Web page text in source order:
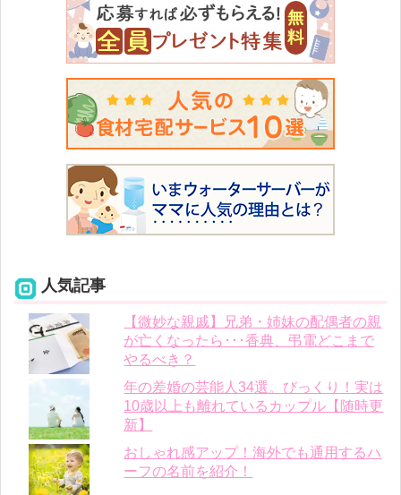
人気記事
【微妙な親戚】兄弟・姉妹の配偶者の親
が亡くなったら･･･香典、弔電どこまで
やるべき？
年の差婚の芸能人34選。びっくり！実は
10歳以上も離れているカップル【随時更
新】
おしゃれ感アップ！海外でも通用するハ
ーフの名前を紹介！